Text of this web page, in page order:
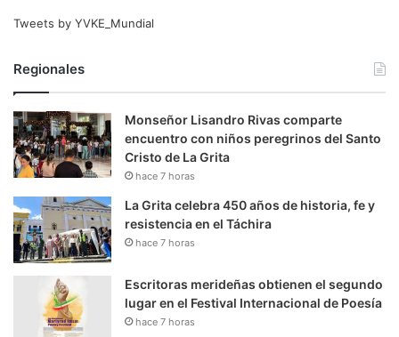
Tweets by YVKE_Mundial
Regionales
Monseñor Lisandro Rivas comparte
encuentro con niños peregrinos del Santo
Cristo de La Grita
hace 7 horas
La Grita celebra 450 años de historia, fe y
resistencia en el Táchira
hace 7 horas
Escritoras merideñas obtienen el segundo
lugar en el Festival Internacional de Poesía
hace 7 horas